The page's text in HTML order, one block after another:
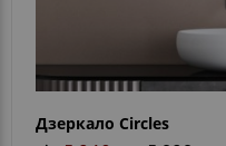
Дзеркало Circles